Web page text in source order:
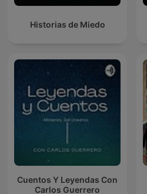
Historias de Miedo
Cuentos Y Leyendas Con
Carlos Guerrero